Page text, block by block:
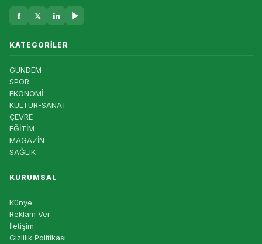
f 𝕏 in ▶
KATEGORILER
GÜNDEM
SPOR
EKONOMİ
KÜLTÜR-SANAT
ÇEVRE
EĞİTİM
MAGAZİN
SAĞLIK
KURUMSAL
Künye
Reklam Ver
İletişim
Gizlilik Politikası